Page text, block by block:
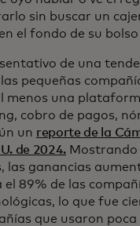
sin buscar un
el fondo de su
de una
pequeñas
menos una
cobro de pagos,
un reporte de la
de 2024. Mostrando
las ganancias
el 89% de las
lo que fue
que usaron